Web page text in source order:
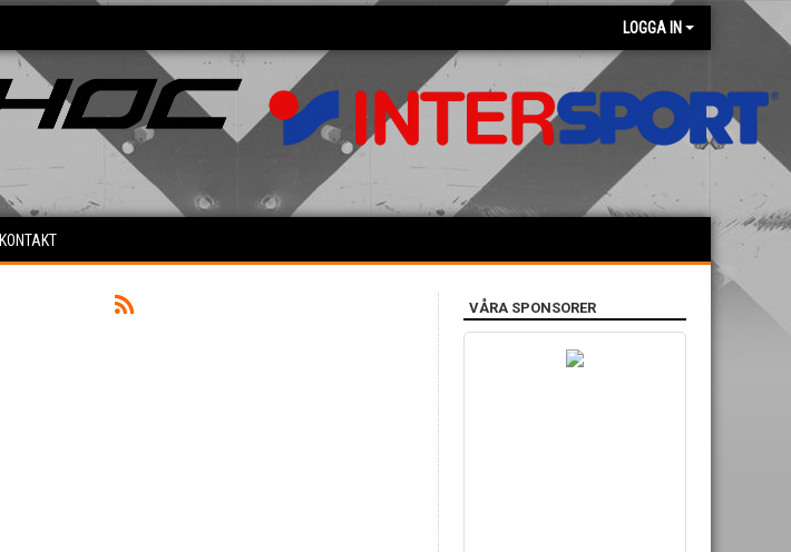
LOGGA IN
KONTAKT
VÅRA SPONSORER